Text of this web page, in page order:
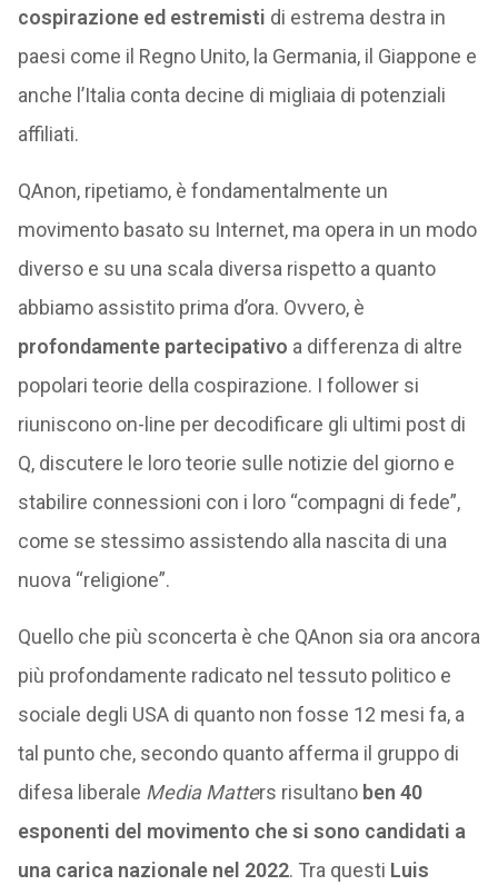
cospirazione ed estremisti di estrema destra in
paesi come il Regno Unito, la Germania, il Giappone e
anche l’Italia conta decine di migliaia di potenziali
affiliati.
QAnon, ripetiamo, è fondamentalmente un
movimento basato su Internet, ma opera in un modo
diverso e su una scala diversa rispetto a quanto
abbiamo assistito prima d’ora. Ovvero, è
profondamente partecipativo a differenza di altre
popolari teorie della cospirazione. I follower si
riuniscono on-line per decodificare gli ultimi post di
Q, discutere le loro teorie sulle notizie del giorno e
stabilire connessioni con i loro “compagni di fede”,
come se stessimo assistendo alla nascita di una
nuova “religione”.
Quello che più sconcerta è che QAnon sia ora ancora
più profondamente radicato nel tessuto politico e
sociale degli USA di quanto non fosse 12 mesi fa, a
tal punto che, secondo quanto afferma il gruppo di
difesa liberale Media Matters risultano ben 40
esponenti del movimento che si sono candidati a
una carica nazionale nel 2022. Tra questi Luis